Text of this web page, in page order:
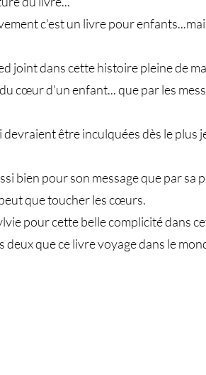
c'est un livre pour
joint dans cette histoire pleine de
cœur d'un enfant... que par les
être inculquées dès le plus
bien pour son message que par sa
que toucher les cœurs.
pour cette belle complicité dans
deux que ce livre voyage dans le